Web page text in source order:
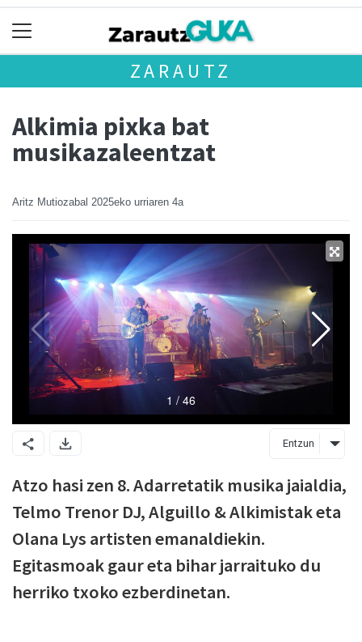
ZARAUTZ
Alkimia pixka bat
musikazaleentzat
Aritz Mutiozabal 2025eko urriaren 4a
Entzun
Atzo hasi zen 8. Adarretatik musika jaialdia,
Telmo Trenor DJ, Alguillo & Alkimistak eta
Olana Lys artisten emanaldiekin.
Egitasmoak gaur eta bihar jarraituko du
herriko txoko ezberdinetan.